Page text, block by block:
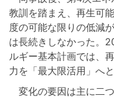
教訓を踏まえ、再生可
度の可能な限りの低減
は長続きしなかった。
ルギー基本計画では、
力を「最大限活用」へ
変化の要因は主に二